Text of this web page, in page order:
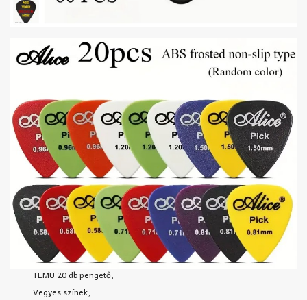
TEMU 20 db pengető,
Vegyes színek,